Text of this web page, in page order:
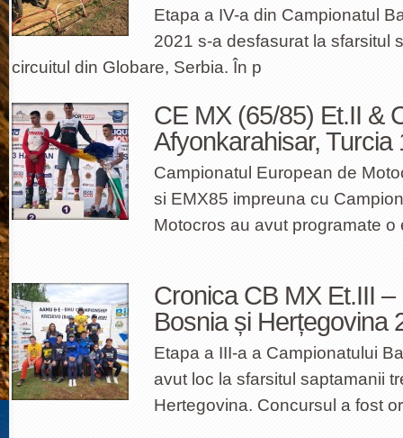
Etapa a IV-a din Campionatul
2021 s-a desfasurat la sfarsitul
circuitul din Globare, Serbia. În p
CE MX (65/85) Et.II &
Afyonkarahisar, Turcia
Campionatul European de
si EMX85 impreuna cu
Motocros au avut programate o
Cronica CB MX Et.III
Bosnia și Herțegovina
Etapa a III-a a Campionatului
avut loc la sfarsitul saptamanii
Hertegovina. Concursul a fost